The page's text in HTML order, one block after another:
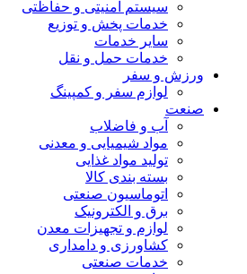
سیستم امنیتی و حفاظتی
خدمات پخش و توزیع
سایر خدمات
خدمات حمل و نقل
ورزش و سفر
لوازم سفر و کمپینگ
صنعت
آب و فاضلاب
مواد شیمیایی و معدنی
تولید مواد غذایی
بسته بندی کالا
اتوماسیون صنعتی
برق و الکترونیک
لوازم و تجهیزات معدن
کشاورزی و دامداری
خدمات صنعتی